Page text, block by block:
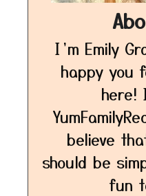
I’m Emily
happy you
here!
believe
should be
fun